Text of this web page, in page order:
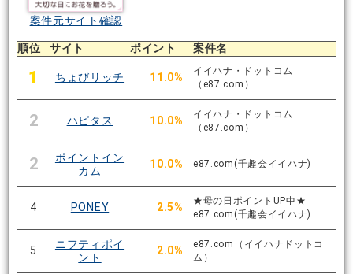
案件元サイト確認
順位 サイト ポイント 案件名
1 ちょびリッチ 11.0%
イイハナ・ドットコム
（e87.com）
2 ハピタス 10.0%
イイハナ・ドットコム
（e87.com）
2
ポイントイン
カム
10.0% e87.com(千趣会イイハナ)
4 PONEY 2.5%
★母の日ポイントUP中★
e87.com(千趣会イイハナ)
5
ニフティポイ
ント
2.0%
e87.com（イイハナドットコ
ム）